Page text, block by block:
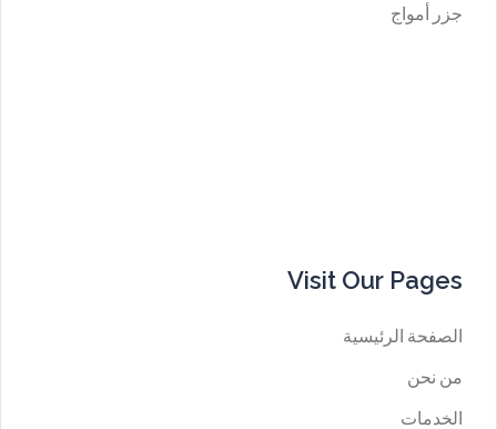
جزر أمواج
Visit Our Pages
الصفحة الرئيسية
من نحن
الخدمات